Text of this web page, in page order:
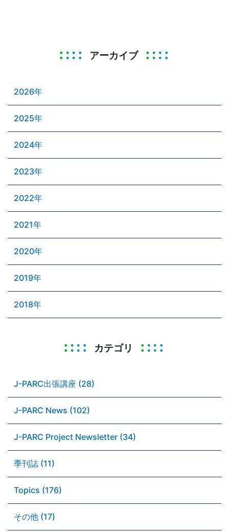
アーカイブ
2026年
2025年
2024年
2023年
2022年
2021年
2020年
2019年
2018年
カテゴリ
J-PARC出張講座 (28)
J-PARC News (102)
J-PARC Project Newsletter (34)
季刊誌 (11)
Topics (176)
その他 (17)